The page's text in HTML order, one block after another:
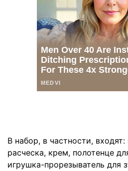
В набор, в частности,
расческа, крем, полотенце
игрушка-прорезыватель для